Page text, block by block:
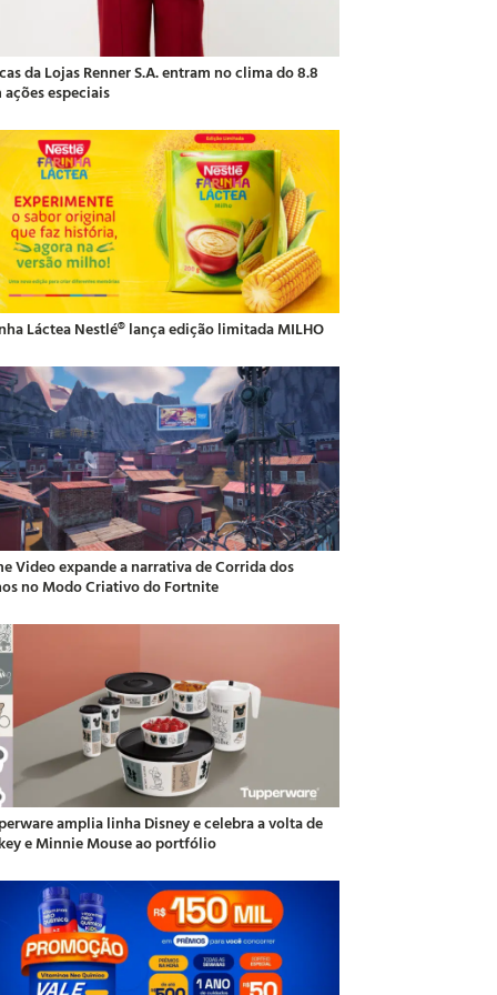
da Lojas Renner S.A. entram no clima do 8.8
ações especiais
Láctea Nestlé® lança edição limitada MILHO
Video expande a narrativa de Corrida dos
no Modo Criativo do Fortnite
amplia linha Disney e celebra a volta de
e Minnie Mouse ao portfólio